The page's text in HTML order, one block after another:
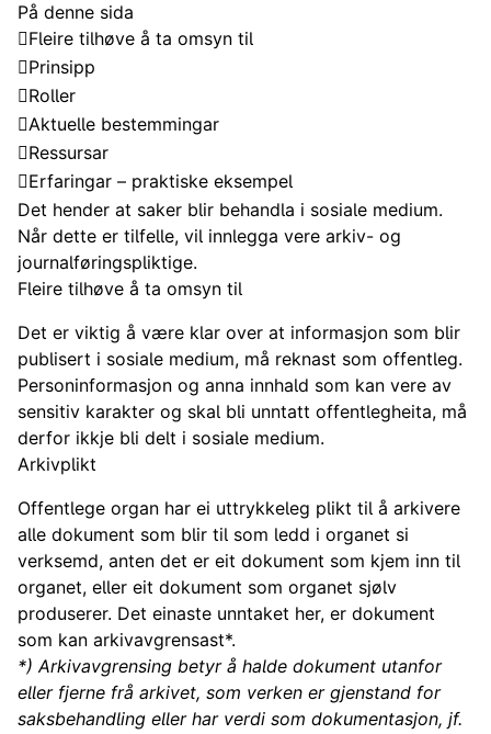
På denne sida
Fleire tilhøve å ta omsyn til
Prinsipp
Roller
Aktuelle bestemmingar
Ressursar
Erfaringar – praktiske eksempel
Det hender at saker blir behandla i sosiale medium.
Når dette er tilfelle, vil innlegga vere arkiv- og
journalføringspliktige.
Fleire tilhøve å ta omsyn til
Det er viktig å være klar over at informasjon som blir
publisert i sosiale medium, må reknast som offentleg.
Personinformasjon og anna innhald som kan vere av
sensitiv karakter og skal bli unntatt offentlegheita, må
derfor ikkje bli delt i sosiale medium.
Arkivplikt
Offentlege organ har ei uttrykkeleg plikt til å arkivere
alle dokument som blir til som ledd i organet si
verksemd, anten det er eit dokument som kjem inn til
organet, eller eit dokument som organet sjølv
produserer. Det einaste unntaket her, er dokument
som kan arkivavgrensast*.
*) Arkivavgrensing betyr å halde dokument utanfor
eller fjerne frå arkivet, som verken er gjenstand for
saksbehandling eller har verdi som dokumentasjon, jf.